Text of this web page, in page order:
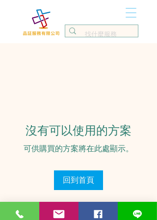
沒有可以使用的方案
可供購買的方案將在此處顯示。
回到首頁